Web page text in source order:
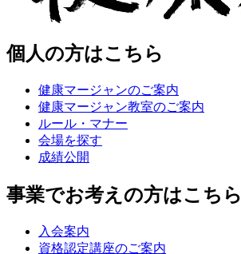
個人の方はこちら
健康マージャンのご案内
健康マージャン教室のご案内
ルール・マナー
会場を探す
成績公開
事業でお考えの方はこちら
入会案内
資格認定講座のご案内